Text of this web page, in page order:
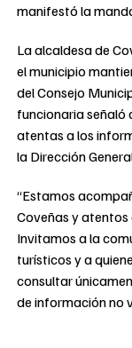
manifestó la
La alcaldesa de
el municipio
del Consejo
funcionaria señaló
atentas a los
la Dirección
“Estamos
Coveñas y atentos
Invitamos a la
turísticos y a
consultar
de información no